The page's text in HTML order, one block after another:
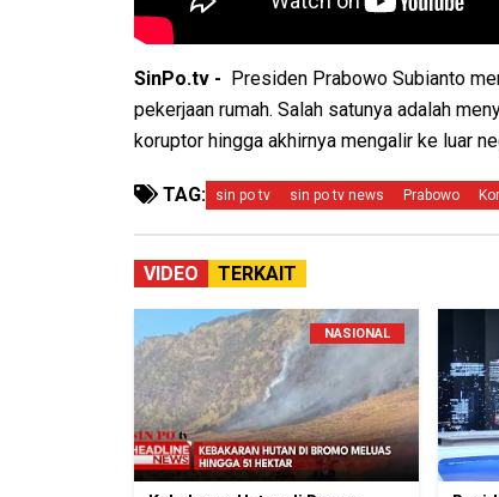
SinPo.tv -
Presiden Prabowo Subianto
pekerjaan rumah. Salah satunya adalah
koruptor hingga akhirnya mengalir ke luar
TAG: sin po tv sin po tv news Prabowo
VIDEO TERKAIT
NASIONAL